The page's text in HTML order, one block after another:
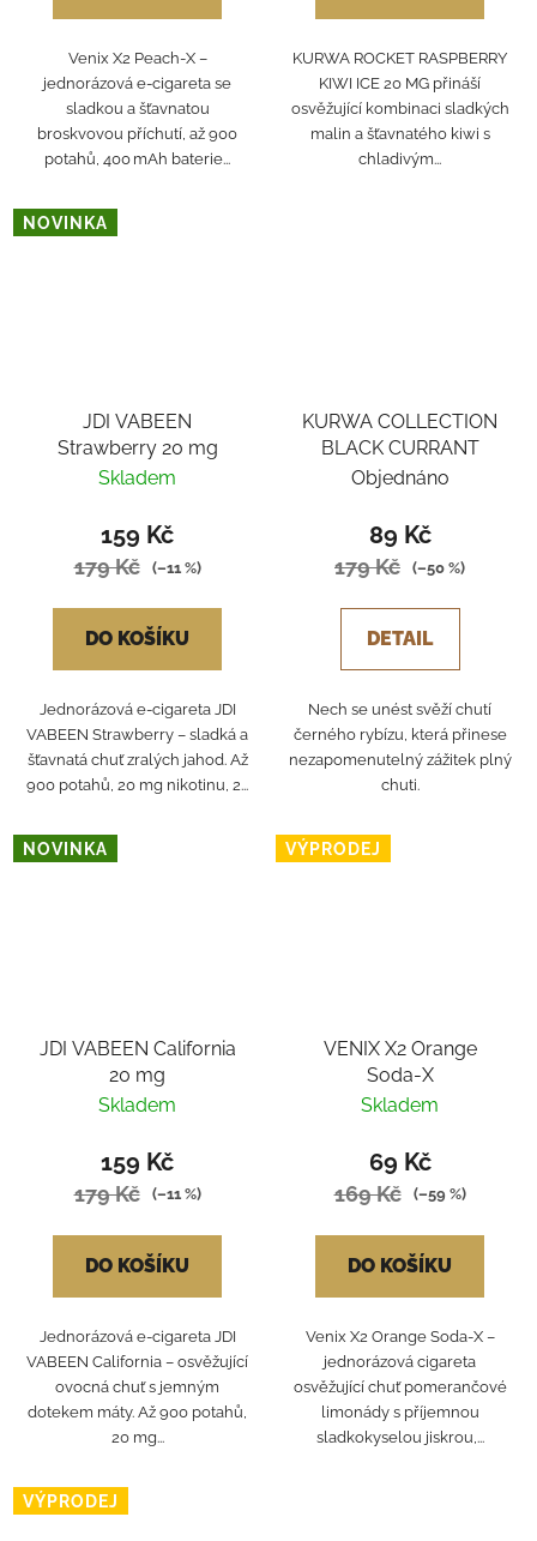
Venix X2 Peach‑X –
jednorázová e‑cigareta se
sladkou a šťavnatou
broskvovou příchutí, až 900
potahů, 400 mAh baterie...
KURWA ROCKET RASPBERRY
KIWI ICE 20 MG přináší
osvěžující kombinaci sladkých
malin a šťavnatého kiwi s
chladivým...
NOVINKA
JDI VABEEN
Strawberry 20 mg
Skladem
159 Kč
179 Kč (–11 %)
DO KOŠÍKU
Jednorázová e-cigareta JDI
VABEEN Strawberry – sladká a
šťavnatá chuť zralých jahod. Až
900 potahů, 20 mg nikotinu, 2...
KURWA COLLECTION
BLACK CURRANT
Objednáno
89 Kč
179 Kč (–50 %)
DETAIL
Nech se unést svěží chutí
černého rybízu, která přinese
nezapomenutelný zážitek plný
chuti.
NOVINKA
JDI VABEEN California
20 mg
Skladem
159 Kč
179 Kč (–11 %)
DO KOŠÍKU
Jednorázová e-cigareta JDI
VABEEN California – osvěžující
ovocná chuť s jemným
dotekem máty. Až 900 potahů,
20 mg...
VÝPRODEJ
VENIX X2 Orange
Soda-X
Skladem
69 Kč
169 Kč (–59 %)
DO KOŠÍKU
Venix X2 Orange Soda‑X –
jednorázová cigareta
osvěžující chuť pomerančové
limonády s příjemnou
sladkokyselou jiskrou,...
VÝPRODEJ